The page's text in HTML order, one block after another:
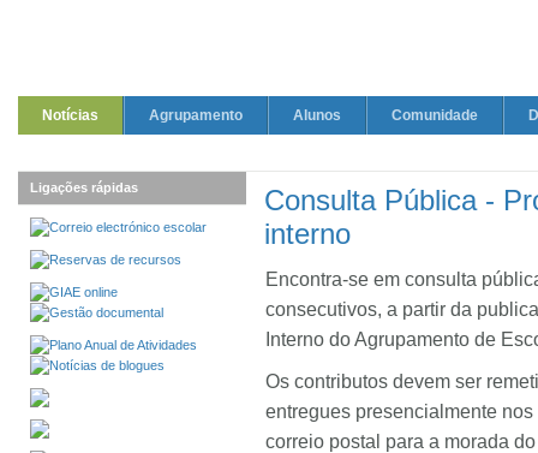
Notícias Agrupamento Alunos Comunidade
Consulta Pública -
interno
Encontra-se em consulta
consecutivos, a partir da
Interno do Agrupamento de
Os contributos devem ser
entregues presencialmente
correio postal para a morada
Ligações rápidas